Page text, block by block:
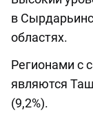
в
областях.
Регионами с
являются
(9,2%).